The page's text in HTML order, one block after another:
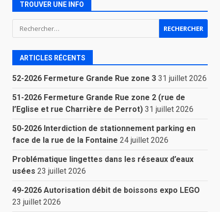
TROUVER UNE INFO
Rechercher :
ARTICLES RÉCENTS
52-2026 Fermeture Grande Rue zone 3 31 juillet 2026
51-2026 Fermeture Grande Rue zone 2 (rue de
l’Eglise et rue Charrière de Perrot) 31 juillet 2026
50-2026 Interdiction de stationnement parking en
face de la rue de la Fontaine 24 juillet 2026
Problématique lingettes dans les réseaux d’eaux
usées 23 juillet 2026
49-2026 Autorisation débit de boissons expo LEGO
23 juillet 2026